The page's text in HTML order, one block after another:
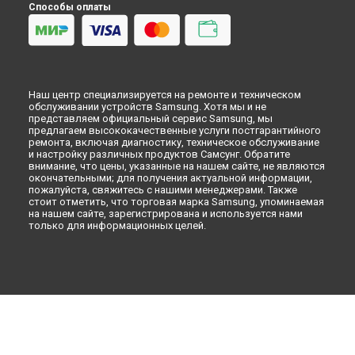
Кондиционер
Духовой шкаф
Вытяжка
Способы оплаты
Наш центр специализируется на ремонте и техническом
обслуживании устройств Samsung. Хотя мы и не
представляем официальный сервис Samsung, мы
предлагаем высококачественные услуги постгарантийного
ремонта, включая диагностику, техническое обслуживание
и настройку различных продуктов Самсунг. Обратите
внимание, что цены, указанные на нашем сайте, не являются
окончательными; для получения актуальной информации,
пожалуйста, свяжитесь с нашими менеджерами. Также
стоит отметить, что торговая марка Samsung, упоминаемая
на нашем сайте, зарегистрирована и используется нами
только для информационных целей.